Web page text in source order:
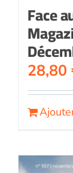
Face
28,80